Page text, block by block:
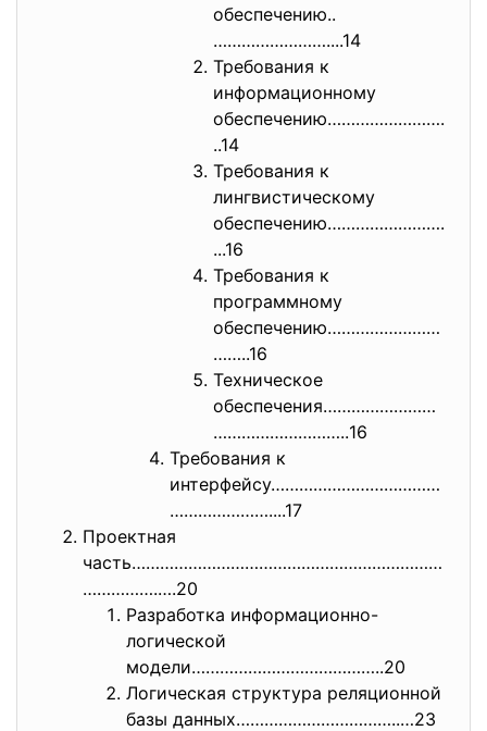
обеспечению..
……………………....14
Требования к
информационному
обеспечению…………………….
..14
Требования к
лингвистическому
обеспечению…………………….
...16
Требования к
программному
обеспечению……………………
……..16
Техническое
обеспечения……………………
………………………..16
Требования к
интерфейсу………………………………
…………………....17
Проектная
часть…………………………………………………………
…………….….20
Разработка информационно-
логической
модели…………………………………..20
Логическая структура реляционной
базы данных……………………………..…23